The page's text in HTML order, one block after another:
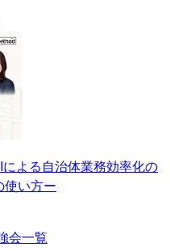
による自治体業務効率化の
い方ー
会一覧